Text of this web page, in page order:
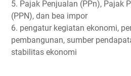
5. Pajak Penjualan (PPn), Pajak
(PPN), dan bea impor
6. pengatur kegiatan ekonomi,
pembangunan, sumber
stabilitas ekonomi